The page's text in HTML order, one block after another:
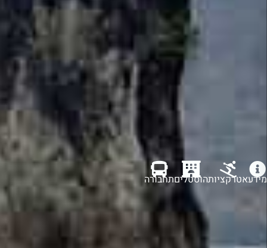
מידעאטרקציותהוסטליםתחבורה